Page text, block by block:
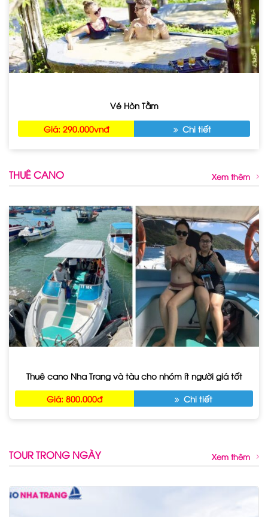
Vé Hòn Tằm
Giá: 290.000vnđ Chi tiết
THUÊ CANO Xem thêm
Thuê cano Nha Trang và tàu cho nhóm ít người giá tốt
Giá: 800.000đ Chi tiết
TOUR TRONG NGÀY Xem thêm